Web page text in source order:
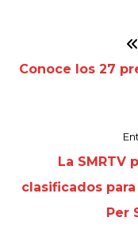
Conoce los 27
La SMRTV
clasificados
Per